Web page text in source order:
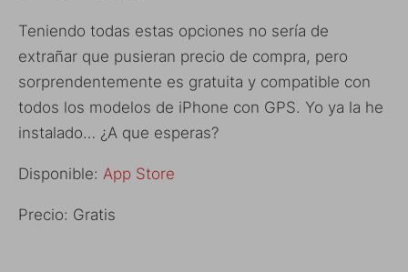
Teniendo todas estas opciones no sería de
extrañar que pusieran precio de compra, pero
sorprendentemente es gratuita y compatible con
todos los modelos de iPhone con GPS. Yo ya la he
instalado… ¿A que esperas?
Disponible: App Store
Precio: Gratis